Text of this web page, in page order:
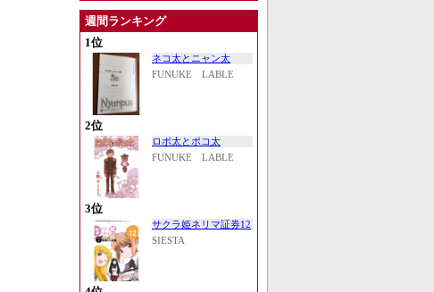
週間ランキング
1位
ネコ太とニャン太
FUNUKE LABLE
2位
ロボ太とポコ太
FUNUKE LABLE
3位
サクラ姫ネリマ証券12
SIESTA